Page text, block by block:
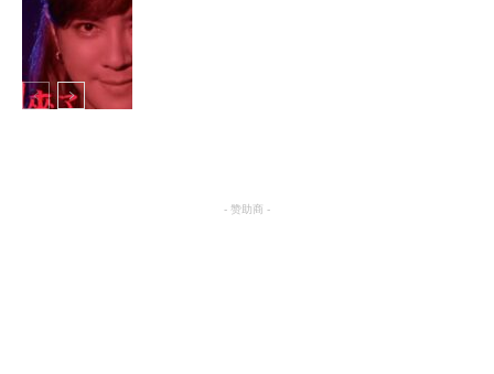
明星八卦
- 赞助商 -